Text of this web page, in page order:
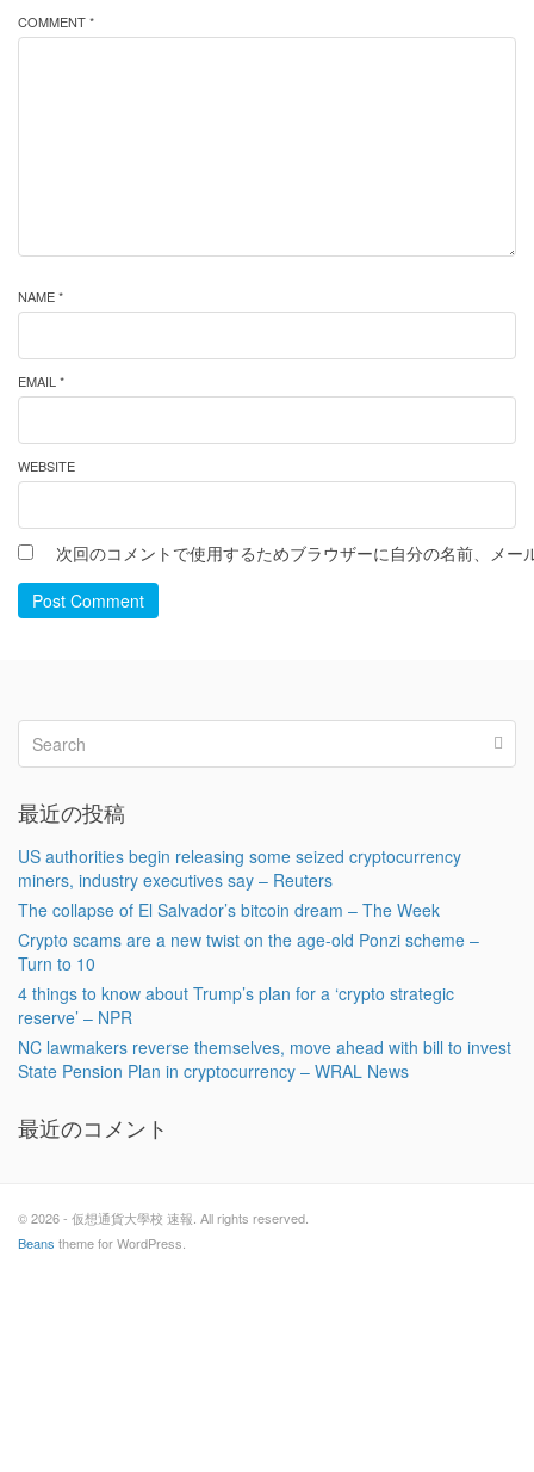
COMMENT *
NAME *
EMAIL *
WEBSITE
次回のコメントで使用するためブラウザーに自分の名前、メー
Post Comment
最近の投稿
US authorities begin releasing some seized cryptocurrency
miners, industry executives say – Reuters
The collapse of El Salvador’s bitcoin dream – The Week
Crypto scams are a new twist on the age-old Ponzi scheme –
Turn to 10
4 things to know about Trump’s plan for a ‘crypto strategic
reserve’ – NPR
NC lawmakers reverse themselves, move ahead with bill to invest
State Pension Plan in cryptocurrency – WRAL News
最近のコメント
© 2026 - 仮想通貨大學校 速報. All rights reserved.
Beans theme for WordPress.